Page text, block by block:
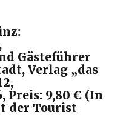
Gästeführer
Verlag „das
Preis: 9,80 € (In
der Tourist